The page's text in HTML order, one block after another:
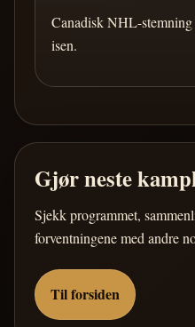
Canadisk NHL-
isen.
Gjør neste
Sjekk programmet,
forventningene med andre
Til forsiden